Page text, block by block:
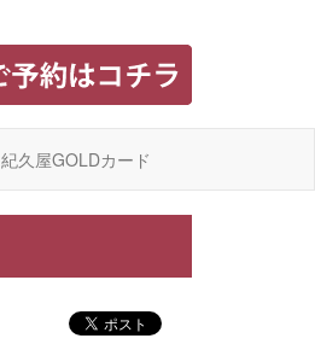
紀久屋GOLDカード